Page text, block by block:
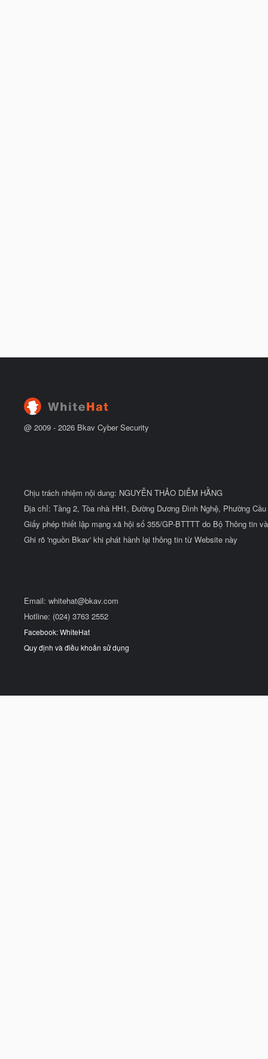
@ 2009 - 2026 Bkav Cyber Security
Chịu trách nhiệm nội dung: NGUYỄN THẢO DIỄM HẰNG
Địa chỉ: Tầng 2, Tòa nhà HH1, Đường Dương Đình Nghệ, Phường
Giấy phép thiết lập mạng xã hội số 355/GP-BTTTT do Bộ Thông tin
Ghi rõ 'nguồn Bkav' khi phát hành lại thông tin từ Website này
Email: whitehat@bkav.com
Hotline: (024) 3763 2552
Facebook: WhiteHat
Quy định và điều khoản sử dụng